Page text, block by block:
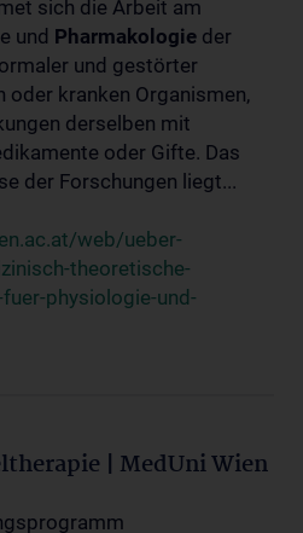
sich die Arbeit am
und Pharmakologie der
und gestörter
oder kranken Organismen,
derselben mit
oder Gifte. Das
der Forschungen liegt...
web/ueber-
theoretische-
physiologie-und-
| MedUni Wien